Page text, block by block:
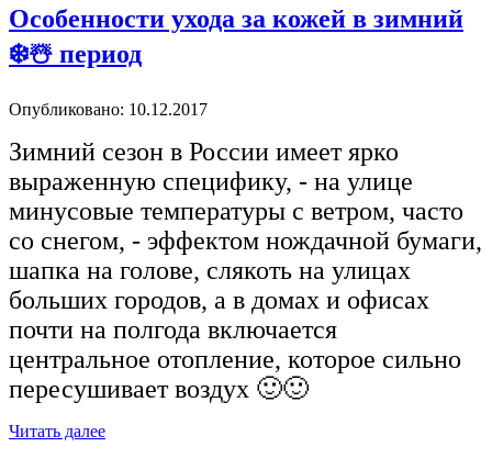
Особенности ухода за кожей в зимний
❄️☃️ период
Опубликовано: 10.12.2017
Зимний сезон в России имеет ярко
выраженную специфику, - на улице
минусовые температуры с ветром, часто
со снегом, - эффектом нождачной бумаги,
шапка на голове, слякоть на улицах
больших городов, а в домах и офисах
почти на полгода включается
центральное отопление, которое сильно
пересушивает воздух 🙂🙂
Читать далее